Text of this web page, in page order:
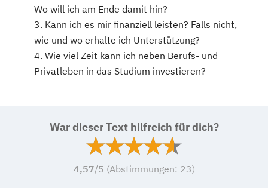
Wo will ich am Ende damit hin?
Kann ich es mir finanziell leisten? Falls nicht,
wie und wo erhalte ich Unterstützung?
Wie viel Zeit kann ich neben Berufs- und
Privatleben in das Studium investieren?
War dieser Text hilfreich für dich?
4,57/5 (Abstimmungen: 23)